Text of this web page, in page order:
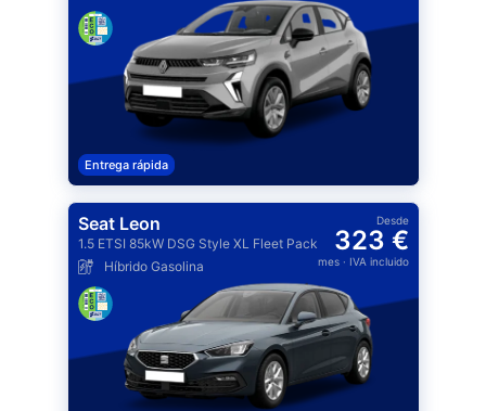
Entrega rápida
Seat Leon
1.5 ETSI 85kW DSG Style XL Fleet Pack
Híbrido Gasolina
Desde
323 €
mes· IVA incluido